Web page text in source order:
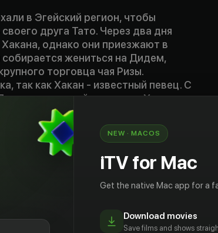
в Эгейский регион, чтобы
друга Тато. Через два дня
однако они приезжают в
жениться на Дидем,
торговца чая Ризы.
так как Хакан - известный певец. С
а с другой следит за Хаканом,
отменить свадьбу. А братья не
и даже на похоронах
NEW · MACOS
iTV for Mac
Get the native Mac app for a
Download movies
Save films and shows